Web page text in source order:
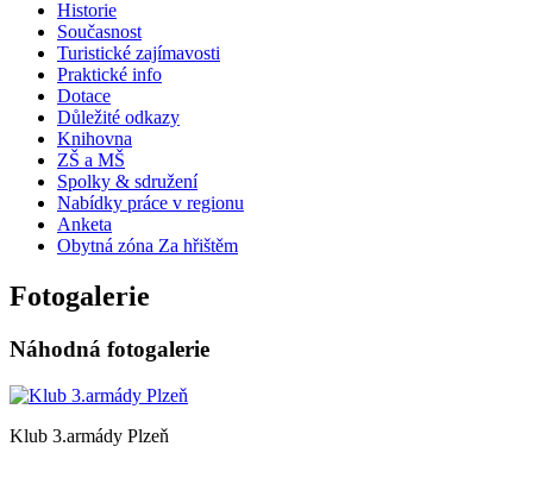
Historie
Současnost
Turistické zajímavosti
Praktické info
Dotace
Důležité odkazy
Knihovna
ZŠ a MŠ
Spolky & sdružení
Nabídky práce v regionu
Anketa
Obytná zóna Za hřištěm
Fotogalerie
Náhodná fotogalerie
Klub 3.armády Plzeň